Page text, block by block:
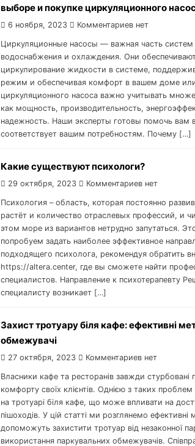
выборе и покупке циркуляционного
6 ноября, 2023 Комментариев нет
Циркуляционные насосы — важная часть систем
водоснабжения и охлаждения. Они
циркулирование жидкости в системе,
режим и обеспечивая комфорт в вашем доме
циркуляционного насоса важно учитывать
как мощность, производительность,
надежность. Наши эксперты готовы помочь вам
соответствует вашим потребностям. Почему […]
Какие существуют психологи?
29 октября, 2023 Комментариев нет
Психология – область, которая постоянно
растёт и количество отраслевых профессий, и
этом море из вариантов нетрудно запутаться.
попробуем задать наиболее эффективное
подходящего психолога, рекомендуя обратить
https://altera.center, где вы сможете найти
специалистов. Направление к психотерапевту
специалисту возникает […]
Захист тротуару біля кафе: ефективні
обмежувачі
27 октября, 2023 Комментариев нет
Власники кафе та ресторанів завжди стурбовані
комфорту своїх клієнтів. Однією з таких
на тротуарі біля кафе, що може впливати на
пішоходів. У цій статті ми розглянемо ефективні
допоможуть захистити тротуар від незаконної
використання паркувальних обмежувачів.